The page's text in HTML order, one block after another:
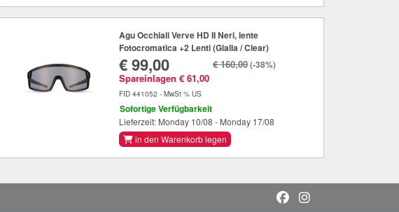
Agu Occhiali Verve HD II Neri, lente
Fotocromatica +2 Lenti (Gialla / Clear)
€ 99,00
Spareinlagen € 61,00
€ 160,00(-38%)
FID 441052 - MwSt % US
Sofortige Verfügbarkeit
Lieferzeit: Monday 10/08 - Monday 17/08
in den Warenkorb legen